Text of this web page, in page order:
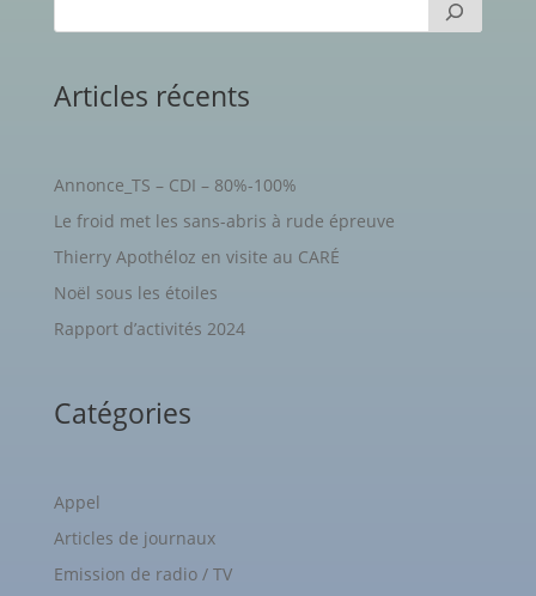
Articles récents
Annonce_TS – CDI – 80%-100%
Le froid met les sans-abris à rude épreuve
Thierry Apothéloz en visite au CARÉ
Noël sous les étoiles
Rapport d’activités 2024
Catégories
Appel
Articles de journaux
Emission de radio / TV